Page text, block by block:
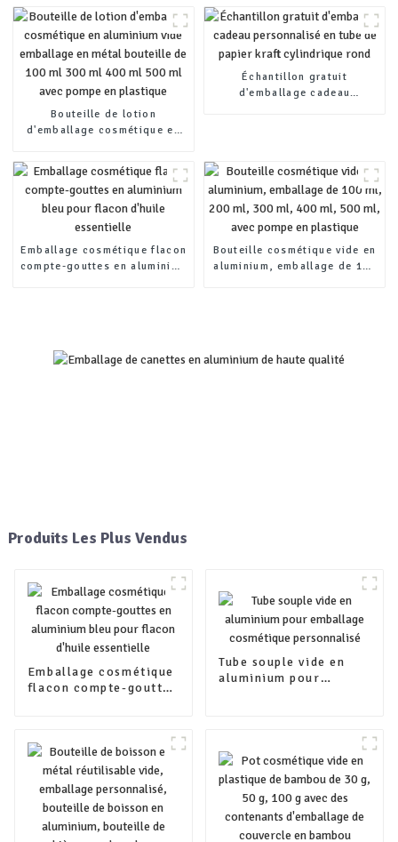
aluminium boîtes à thé
emballage en boîte
Bouteille de lotion
d'emballage cosmétique en
métal bouteille de 100 ml 300
ml 400 ml 500 ml avec pompe
en plastique
Échantillon gratuit
d'emballage cadeau
Emballage cosmétique flacon
compte-gouttes en aluminium
Bouteille cosmétique vide en
aluminium, emballage de 100
Produits Les Plus Vendus
Emballage cosmétique
flacon compte-gouttes
Tube souple vide en
aluminium pour